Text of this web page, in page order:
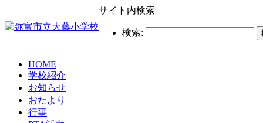
サイト内検索
検索:
HOME
学校紹介
お知らせ
おたより
行事